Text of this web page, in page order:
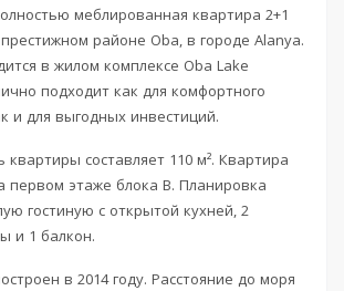
меблированная квартира 2+1
районе Oba, в городе Alanya.
в жилом комплексе Oba Lake
подходит как для комфортного
и для выгодных инвестиций.
составляет 110 м². Квартира
первом этаже блока B. Планировка
гостиную с открытой кухней, 2
и 1 балкон.
в 2014 году. Расстояние до моря